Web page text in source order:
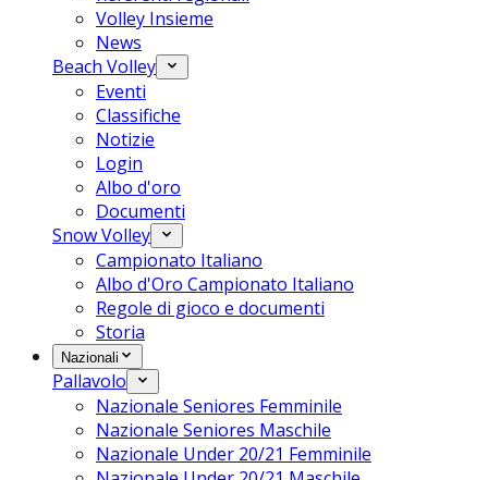
Volley Insieme
News
Beach Volley
Eventi
Classifiche
Notizie
Login
Albo d'oro
Documenti
Snow Volley
Campionato Italiano
Albo d'Oro Campionato Italiano
Regole di gioco e documenti
Storia
Nazionali
Pallavolo
Nazionale Seniores Femminile
Nazionale Seniores Maschile
Nazionale Under 20/21 Femminile